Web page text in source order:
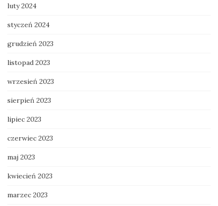
luty 2024
styczeń 2024
grudzień 2023
listopad 2023
wrzesień 2023
sierpień 2023
lipiec 2023
czerwiec 2023
maj 2023
kwiecień 2023
marzec 2023